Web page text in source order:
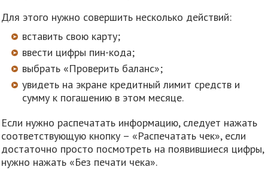
Для этого нужно совершить несколько действий:
вставить свою карту;
ввести цифры пин-кода;
выбрать «Проверить баланс»;
увидеть на экране кредитный лимит средств и
сумму к погашению в этом месяце.
Если нужно распечатать информацию, следует нажать
соответствующую кнопку – «Распечатать чек», если
достаточно просто посмотреть на появившиеся цифры,
нужно нажать «Без печати чека».